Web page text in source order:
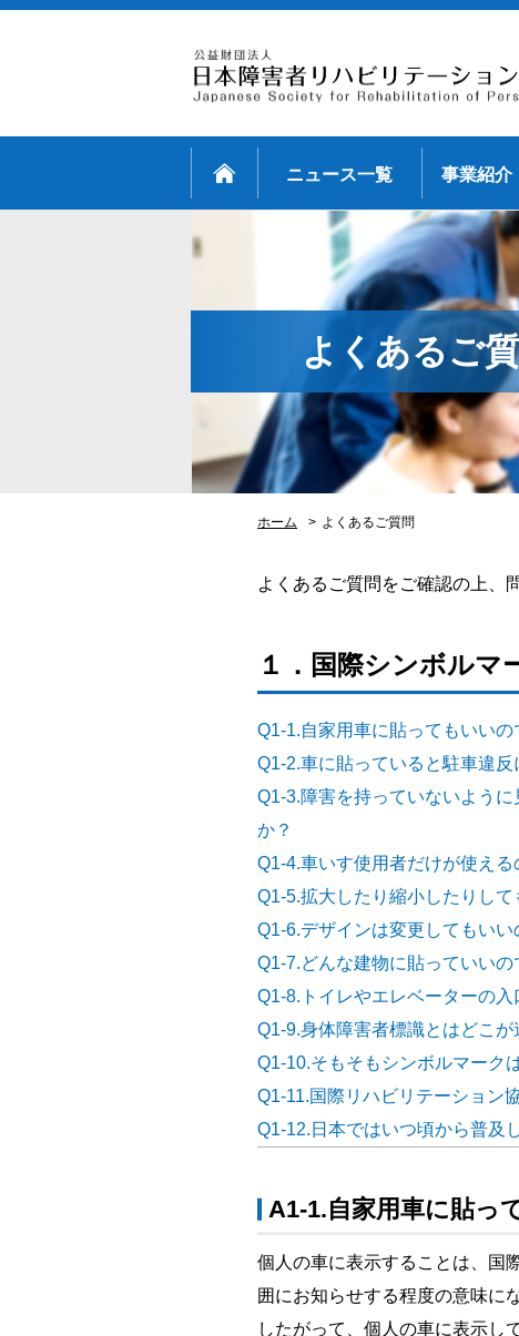
ニュース一覧 事業紹介
よくあるご
ホーム > よくあるご質問
よくあるご質問をご確認の上、
１．国際シンボルマ
Q1-1.自家用車に貼ってもいいの
Q1-2.車に貼っていると駐車違
Q1-3.障害を持っていないよう
か？
Q1-4.車いす使用者だけが使える
Q1-5.拡大したり縮小したりして
Q1-6.デザインは変更してもいい
Q1-7.どんな建物に貼っていいの
Q1-8.トイレやエレベーターの
Q1-9.身体障害者標識とはどこが
Q1-10.そもそもシンボルマーク
Q1-11.国際リハビリテーション
Q1-12.日本ではいつ頃から普及
A1-1.自家用車に貼っ
個人の車に表示することは、国
囲にお知らせする程度の意味に
したがって、個人の車に表示し